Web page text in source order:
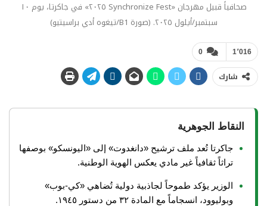
صحافياً قبيل مهرجان «Synchronize Fest ٢٠٢٥» في جاكرتا، يوم ١٠
سبتمبر/أيلول ٢٠٢٥. (صورة B1/تيغوه أدي براسيتيو)
0 1٬016
شارك
النقاط الجوهرية
جاكرتا تُعد ملف ترشيح «دانغدوت» إلى «اليونسكو» بوصفها
تراثاً ثقافياً غير مادي يعكس الهوية الوطنية.
الوزير يؤكد طموحاً لجاذبية دولية تُضاهي «كي-بوب»
وبوليوود، انسجاماً مع المادة ٣٢ من دستور ١٩٤٥.